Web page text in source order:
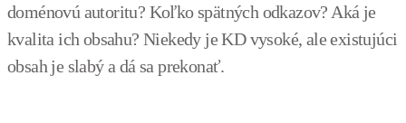
doménovú autoritu? Koľko spätných odkazov? Aká je
kvalita ich obsahu? Niekedy je KD vysoké, ale existujúci
obsah je slabý a dá sa prekonať.